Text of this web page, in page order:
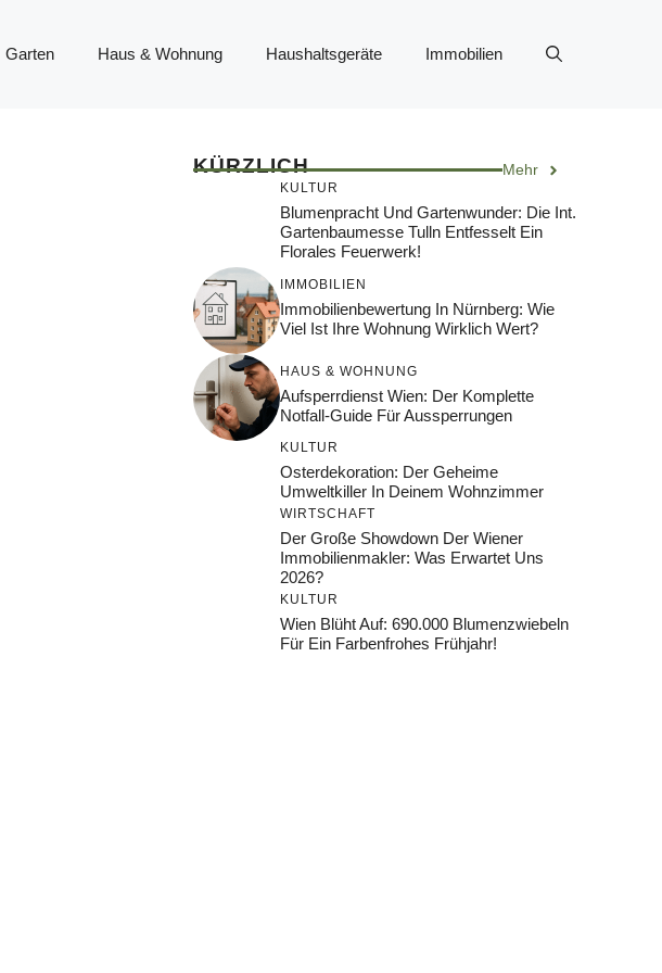
Garten Haus & Wohnung Haushaltsgeräte Immobilien
KÜRZLICH Mehr
KULTUR
Blumenpracht Und Gartenwunder: Die Int.
Gartenbaumesse Tulln Entfesselt Ein
Florales Feuerwerk!
IMMOBILIEN
Immobilienbewertung In Nürnberg: Wie
Viel Ist Ihre Wohnung Wirklich Wert?
HAUS & WOHNUNG
Aufsperrdienst Wien: Der Komplette
Notfall-Guide Für Aussperrungen
KULTUR
Osterdekoration: Der Geheime
Umweltkiller In Deinem Wohnzimmer
WIRTSCHAFT
Der Große Showdown Der Wiener
Immobilienmakler: Was Erwartet Uns
2026?
KULTUR
Wien Blüht Auf: 690.000 Blumenzwiebeln
Für Ein Farbenfrohes Frühjahr!